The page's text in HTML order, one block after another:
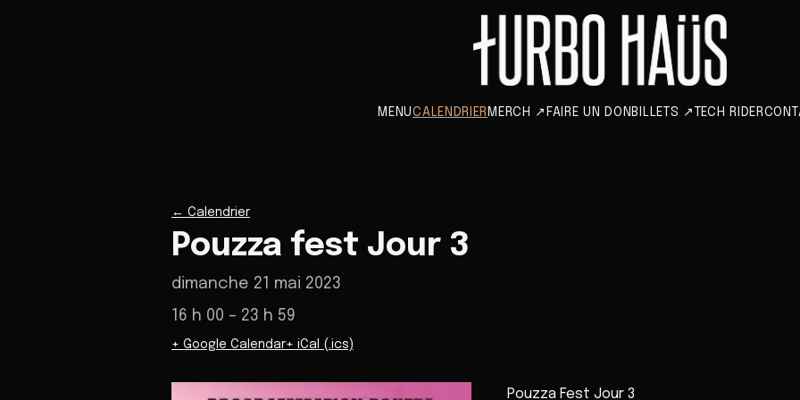
MENUCALENDRIER MERCH ↗ FAIRE UN DON BILLETS ↗ TECH RIDER
← Calendrier
Pouzza fest Jour 3
dimanche 21 mai 2023
16 h 00 – 23 h 59
+ Google Calendar+ iCal (.ics)
Pouzza Fest Jour 3